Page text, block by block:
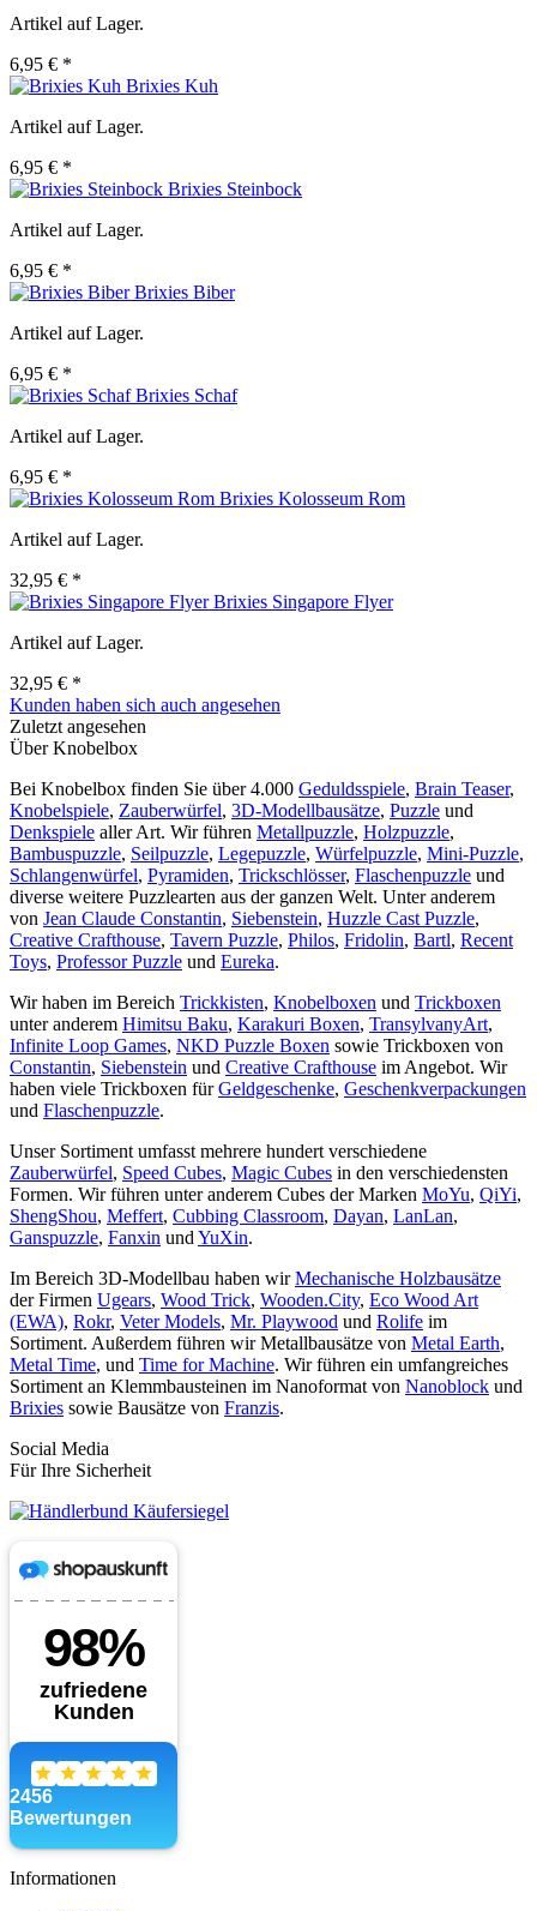
Artikel auf Lager.
6,95 € *
Brixies Kuh
Artikel auf Lager.
6,95 € *
Brixies Steinbock
Artikel auf Lager.
6,95 € *
Brixies Biber
Artikel auf Lager.
6,95 € *
Brixies Schaf
Artikel auf Lager.
6,95 € *
Brixies Kolosseum Rom
Artikel auf Lager.
32,95 € *
Brixies Singapore Flyer
Artikel auf Lager.
32,95 € *
Kunden haben sich auch angesehen
Zuletzt angesehen
Über Knobelbox
Bei Knobelbox finden Sie über 4.000 Geduldsspiele, Brain Teaser,
Knobelspiele, Zauberwürfel, 3D-Modellbausätze, Puzzle und
Denkspiele aller Art. Wir führen Metallpuzzle, Holzpuzzle,
Bambuspuzzle, Seilpuzzle, Legepuzzle, Würfelpuzzle, Mini-Puzzle,
Schlangenwürfel, Pyramiden, Trickschlösser, Flaschenpuzzle und
diverse weitere Puzzlearten aus der ganzen Welt. Unter anderem
von Jean Claude Constantin, Siebenstein, Huzzle Cast Puzzle,
Creative Crafthouse, Tavern Puzzle, Philos, Fridolin, Bartl, Recent
Toys, Professor Puzzle und Eureka.
Wir haben im Bereich Trickkisten, Knobelboxen und Trickboxen
unter anderem Himitsu Baku, Karakuri Boxen, TransylvanyArt,
Infinite Loop Games, NKD Puzzle Boxen sowie Trickboxen von
Constantin, Siebenstein und Creative Crafthouse im Angebot. Wir
haben viele Trickboxen fürGeldgeschenke, Geschenkverpackungen
und Flaschenpuzzle.
Unser Sortiment umfasst mehrere hundert verschiedene
Zauberwürfel, Speed Cubes, Magic Cubes in den verschiedensten
Formen. Wir führen unter anderem Cubes der Marken MoYu, QiYi,
ShengShou, Meffert, Cubbing Classroom, Dayan, LanLan,
Ganspuzzle, Fanxin und YuXin.
Im Bereich 3D-Modellbau haben wirMechanische Holzbausätze
der Firmen Ugears, Wood Trick, Wooden.City, Eco Wood Art
(EWA), Rokr, Veter Models, Mr. Playwood und Rolife im
Sortiment. Außerdem führen wir Metallbausätze von Metal Earth,
Metal Time, und Time for Machine. Wir führen ein umfangreiches
Sortiment an Klemmbausteinen im Nanoformat von Nanoblock und
Brixies sowie Bausätze von Franzis.
Social Media
Für Ihre Sicherheit
Informationen